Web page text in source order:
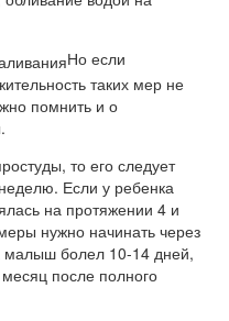
Но если
таких мер не
помнить и о
то его следует
Если у ребенка
на протяжении 4 и
нужно начинать через
малыш болел 10-14 дней,
месяц после полного